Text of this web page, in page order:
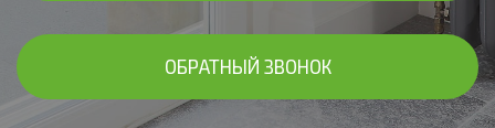
ОБРАТНЫЙ ЗВОНОК